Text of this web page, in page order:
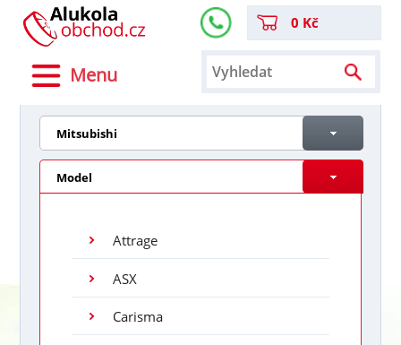
Menu
0 Kč
Mitsubishi
Model
Attrage
ASX
Carisma